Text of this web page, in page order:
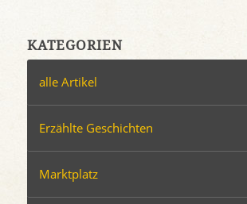
KATEGORIEN
alle Artikel
Erzählte Geschichten
Marktplatz